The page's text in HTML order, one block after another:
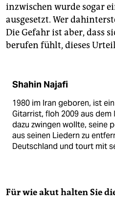
inzwischen wurde sogar
ausgesetzt. Wer
Die Gefahr ist aber, dass
berufen fühlt, dieses
Shahin Najafi
1980 im Iran geboren, ist
Gitarrist, floh 2009 aus dem
dazu zwingen wollte, seine
aus seinen Liedern zu
Deutschland und tourt mit
Für wie akut halten Sie